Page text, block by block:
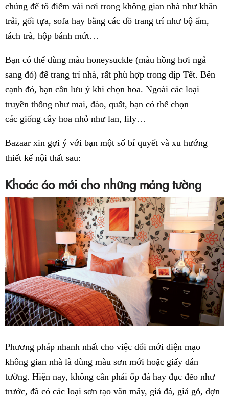
chúng để tô điểm vài nơi trong không gian nhà như khăn
trải, gối tựa, sofa hay bằng các đồ trang trí như bộ ấm,
tách trà, hộp bánh mứt…
Bạn có thể dùng màu honeysuckle (màu hồng hơi ngả
sang đỏ) để trang trí nhà, rất phù hợp trong dịp Tết. Bên
cạnh đó, bạn cần lưu ý khi chọn hoa. Ngoài các loại
truyền thống như mai, đào, quất, bạn có thể chọn
các giống cây hoa nhỏ như lan, lily…
Bazaar xin gợi ý với bạn một số bí quyết và xu hướng
thiết kế nội thất sau:
Khoác áo mới cho những mảng tường
Phương pháp nhanh nhất cho việc đổi mới diện mạo
không gian nhà là dùng màu sơn mới hoặc giấy dán
tường. Hiện nay, không cần phải ốp đá hay đục đẽo như
trước, đã có các loại sơn tạo vân mây, giả đá, giả gỗ, dợn